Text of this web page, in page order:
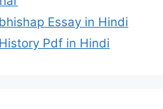
Essay in Hindi
Pdf in Hindi